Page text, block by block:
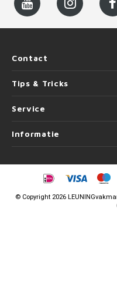
Contact
Tips & Tricks
Service
Informatie
© Copyright 2026